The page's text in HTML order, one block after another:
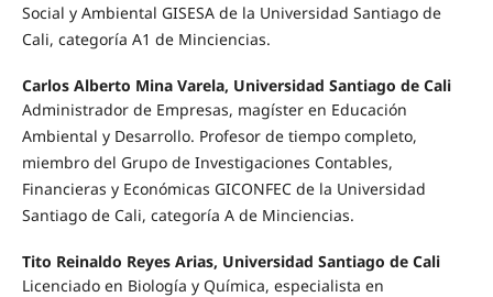
Social y Ambiental GISESA de la Universidad Santiago de
Cali, categoría A1 de Minciencias.
Carlos Alberto Mina Varela, Universidad Santiago de Cali
Administrador de Empresas, magíster en Educación
Ambiental y Desarrollo. Profesor de tiempo completo,
miembro del Grupo de Investigaciones Contables,
Financieras y Económicas GICONFEC de la Universidad
Santiago de Cali, categoría A de Minciencias.
Tito Reinaldo Reyes Arias, Universidad Santiago de Cali
Licenciado en Biología y Química, especialista en